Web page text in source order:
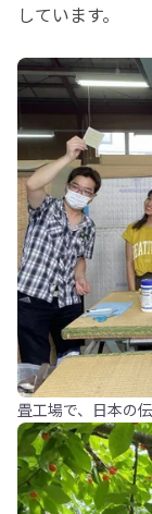
しています。
畳工場で、日本の